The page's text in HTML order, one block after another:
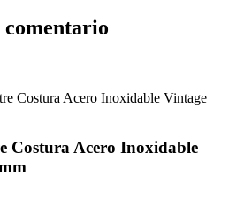
Costura Acero Inoxidable